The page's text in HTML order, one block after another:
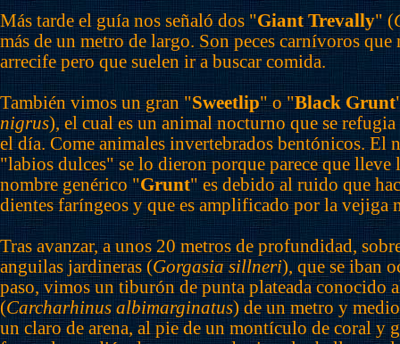
Más tarde el guía nos señaló dos "Giant Trevally" (
más de un metro de largo. Son peces carnívoros
arrecife pero que suelen ir a buscar comida.
También vimos un gran "Sweetlip" o "Black Grunt
nigrus), el cual es un animal nocturno que se
el día. Come animales invertebrados bentónicos. El
"labios dulces" se lo dieron porque parece que
nombre genérico "Grunt" es debido al ruido que
dientes faríngeos y que es amplificado por la vejiga
Tras avanzar, a unos 20 metros de profundidad,
anguilas jardineras (Gorgasia sillneri), que se iban
paso, vimos un tiburón de punta plateada conocido
(Carcharhinus albimarginatus) de un metro y
un claro de arena, al pie de un montículo de coral y